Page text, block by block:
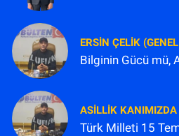
ERSIN ÇELIK
Bilginin Gücü mü,
ASILLIK KANIMIZDA
Türk Milleti 15